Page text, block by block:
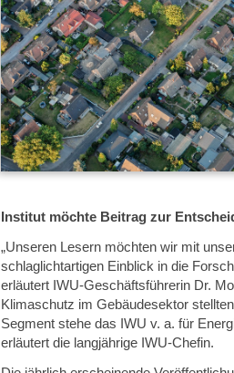
Institut möchte Beitrag zur
„Unseren Lesern möchten wir mit
schlaglichtartigen Einblick in die
erläutert IWU-Geschäftsführerin Dr.
Klimaschutz im Gebäudesektor
Segment stehe das IWU v. a. für
erläutert die langjährige IWU-Chefin.